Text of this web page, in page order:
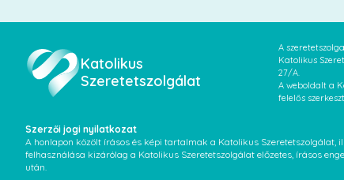
Katolikus
Szeretetszolgálat
A
Katolikus
27/A.
A weboldalt a
felelős
Szerzői jogi nyilatkozat
A honlapon közölt írásos és képi tartalmak a Katolikus
felhasználása kizárólag a Katolikus Szeretetszolgálat előzetes, írásos
után.